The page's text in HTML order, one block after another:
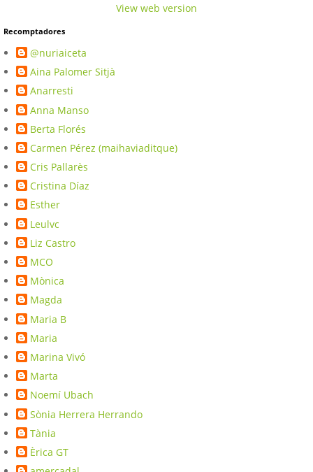
View web version
Recomptadores
@nuriaiceta
Aina Palomer Sitjà
Anarresti
Anna Manso
Berta Florés
Carmen Pérez (maihaviaditque)
Cris Pallarès
Cristina Díaz
Esther
Leulvc
Liz Castro
MCO
Mònica
Magda
Maria B
Maria
Marina Vivó
Marta
Noemí Ubach
Sònia Herrera Herrando
Tània
Èrica GT